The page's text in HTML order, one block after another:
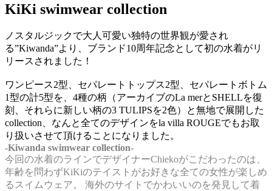
KiKi swimwear collection
ノスタルジックで大人可愛い独特の世界観が愛され
る”Kiwanda”より、ブランド10周年記念として初の水着がリ
リースされました！
ワンピース2型、セパレートトップス2型、セパレートボトム
1型の計5型を、4種の柄（アーカイブのLa merとSHELLを復
刻、それらに新しい柄の3 TULIPSを2色）と無地で展開した
collection、なんと全てのデザインをla villa ROUGEでもお取
り扱いさせて頂けることになりました。
-Kiwanda swimwear collection-
今回の水着のラインでデザイナーChiekoがこだわったのは、
年齢を問わずKiKiのテイストがお好きな全ての女性が楽しめ
るスイムウェア。 海外のサイトでかわいいのを発見して着